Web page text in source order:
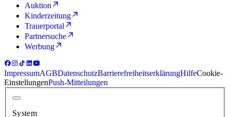
Auktion
Kinderzeitung
Trauerportal
Partnersuche
Werbung
ImpressumAGBDatenschutzBarrierefreiheitserklärungHilfeCookie-
EinstellungenPush-Mitteilungen
System